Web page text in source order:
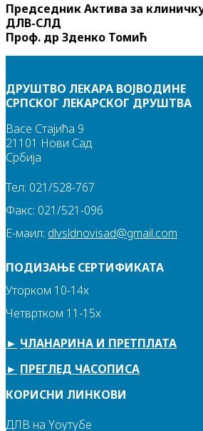
Председник Актива за
ДЛВ-СЛД
Проф. др Зденко Томић
ДРУШТВО ЛЕКАРА ВОЈВОДИНЕ
СРПСКОГ ЛЕКАРСКОГ ДРУШТВА
Васе Стајића 9
21101 Нови Сад
Србија
Тел: 021/528-767
Факс: 021/521-096
Е-маил: dlvsldnovisad@gmail.com
ПОДИЗАЊЕ СЕРТИФИКАТА
Уторком 10-14х
Четвртком 11-15х
► ЧЛАНАРИНА И ПРЕТПЛАТА
► ПРЕГЛЕД ЧАСОПИСА
КОРИСНИ ЛИНКОВИ
ДЛВ на Yоутубе